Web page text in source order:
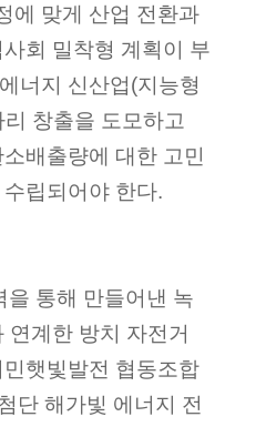
에 맞게 산업 전환과
회 밀착형 계획이 부
너지 신산업(지능형
창출을 도모하고
배출량에 대한 고민
립되어야 한다.
통해 만들어낸 녹
계한 방치 자전거
햇빛발전 협동조합
단 해가빛 에너지 전